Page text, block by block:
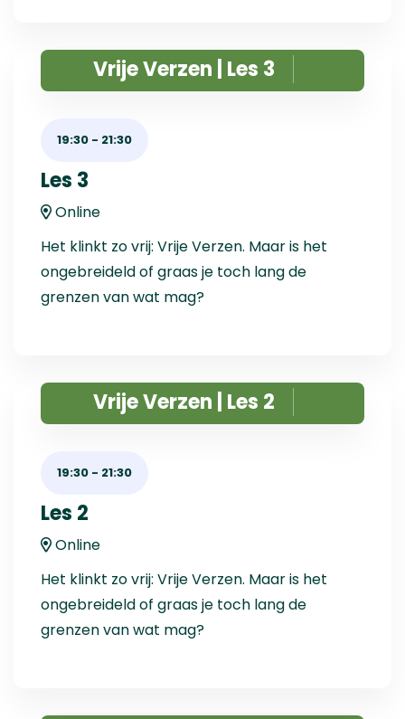
Vrije Verzen | Les 3
19:30 - 21:30
Les 3
Online
Het klinkt zo vrij: Vrije Verzen. Maar is het
ongebreideld of graas je toch lang de
grenzen van wat mag?
Vrije Verzen | Les 2
19:30 - 21:30
Les 2
Online
Het klinkt zo vrij: Vrije Verzen. Maar is het
ongebreideld of graas je toch lang de
grenzen van wat mag?